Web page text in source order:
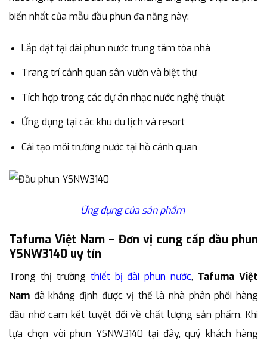
biến nhất của mẫu đầu phun đa năng này:
Lắp đặt tại đài phun nước trung tâm tòa nhà
Trang trí cảnh quan sân vườn và biệt thự
Tích hợp trong các dự án nhạc nước nghệ thuật
Ứng dụng tại các khu du lịch và resort
Cải tạo môi trường nước tại hồ cảnh quan
Ứng dụng của sản phẩm
Tafuma Việt Nam – Đơn vị cung cấp đầu phun
YSNW3140 uy tín
Trong thị trường thiết bị đài phun nước, Tafuma Việt
Nam đã khẳng định được vị thế là nhà phân phối hàng
đầu nhờ cam kết tuyệt đối về chất lượng sản phẩm. Khi
lựa chọn vòi phun YSNW3140 tại đây, quý khách hàng